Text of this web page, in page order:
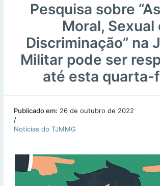
Pesquisa sobre
Moral, Sexual
Discriminação” na
Militar pode ser
até esta quarta-
Publicado em: 26 de outubro de 2022
/
Notícias do TJMMG